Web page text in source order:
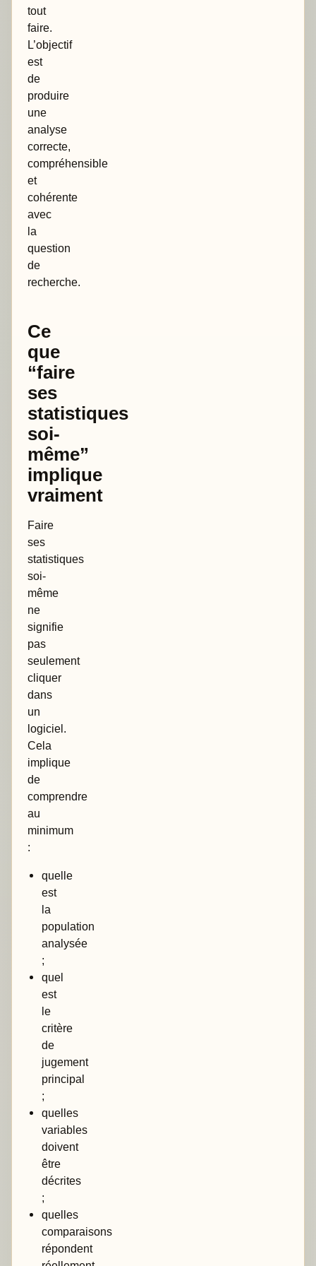
tout
faire.
L’objectif
est
de
produire
une
analyse
correcte,
compréhensible
et
cohérente
avec
la
question
de
recherche.
Ce
que
“faire
ses
statistiques
soi-
même”
implique
vraiment
Faire
ses
statistiques
soi-
même
ne
signifie
pas
seulement
cliquer
dans
un
logiciel.
Cela
implique
de
comprendre
au
minimum
:
quelle
est
la
population
analysée
;
quel
est
le
critère
de
jugement
principal
;
quelles
variables
doivent
être
décrites
;
quelles
comparaisons
répondent